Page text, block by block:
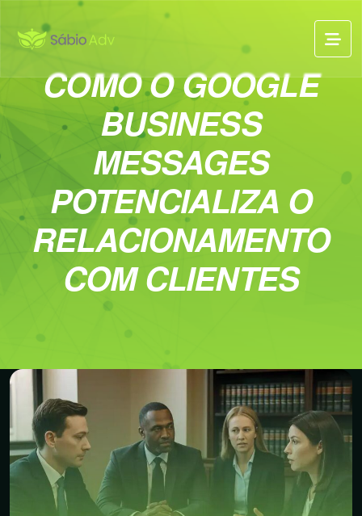
COMO O GOOGLE
BUSINESS
MESSAGES
POTENCIALIZA O
RELACIONAMENTO
COM CLIENTES